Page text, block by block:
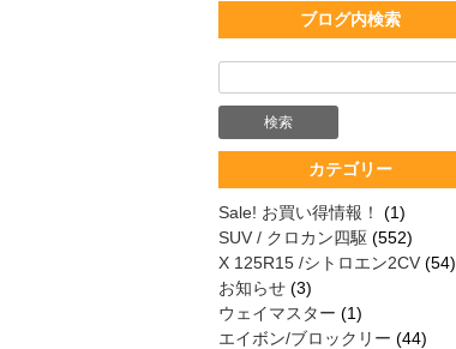
ブログ内検索
カテゴリー
Sale! お買い得情報！
(1)
SUV / クロカン四駆 (552)
X 125R15 /シトロエン2CV (54)
お知らせ (3)
ウェイマスター (1)
エイボン/ブロックリー (44)